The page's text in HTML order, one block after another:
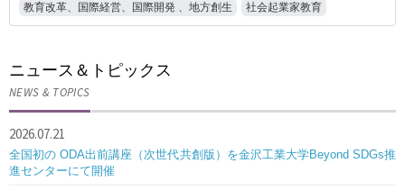
教育改革、国際経営、国際開発 、地方創生
社会起業家教育
ニュース＆トピックス
NEWS & TOPICS
2026.07.21
全国初の ODA出前講座（次世代共創版）を金沢工業大学Beyond SDGs推
進センターにて開催